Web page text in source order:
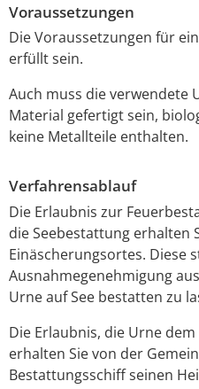
Voraussetzungen
Die Voraussetzungen für
erfüllt sein.
Auch muss die verwendete
Material gefertigt sein,
keine Metallteile enthalten.
Verfahrensablauf
Die Erlaubnis zur
die Seebestattung erhalten
Einäscherungsortes. Diese
Ausnahmegenehmigung
Urne auf See bestatten zu
Die Erlaubnis, die Urne
erhalten Sie von der
Bestattungsschiff seinen